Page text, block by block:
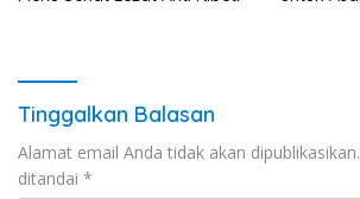
Tinggalkan Balasan
Alamat email Anda tidak akan dipublikasikan.
ditandai *